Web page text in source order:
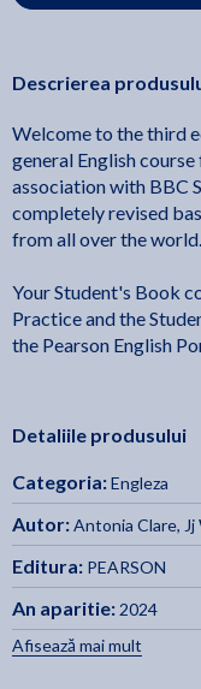
Descrierea
Welcome to the third
general English
association with BBC
completely revised
from all over the world.
Your Student's Book
Practice and the
the Pearson English
Detaliile produsului
Categoria:Engleza
Autor:Antonia Clare,
Editura: PEARSON
An aparitie: 2024
Afisează mai mult